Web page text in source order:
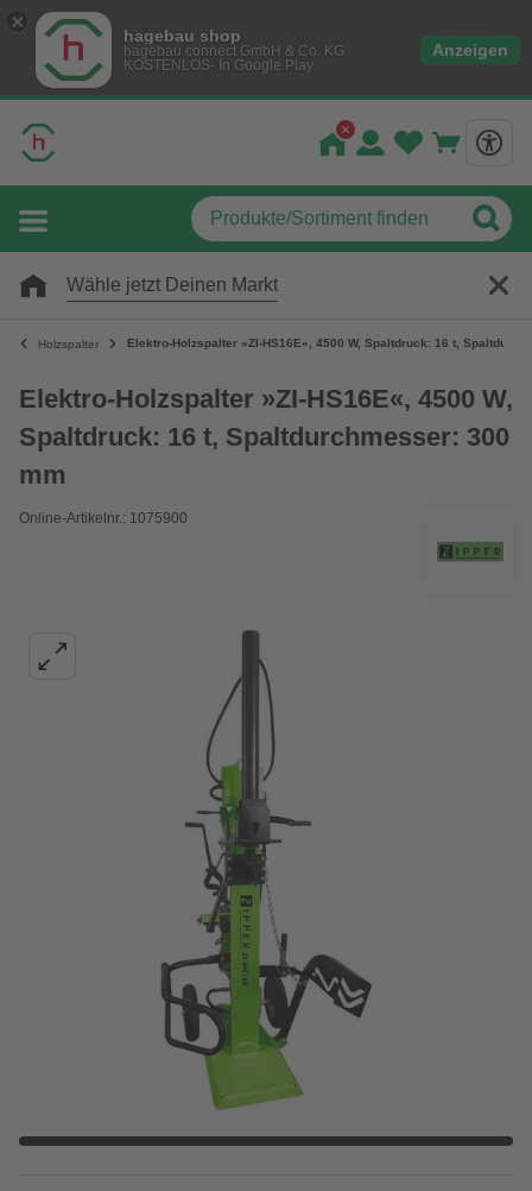
hagebau shop
hagebau connect GmbH & Co. KG
KOSTENLOS- In Google Play
Anzeigen
Wähle jetzt Deinen Markt
Holzspalter Elektro-Holzspalter »ZI-HS16E«, 4500 W, Spaltdruck: 16 t,
Elektro-Holzspalter »ZI-HS16E«, 4500 W,
Spaltdruck: 16 t, Spaltdurchmesser: 300
mm
Online-Artikelnr.: 1075900